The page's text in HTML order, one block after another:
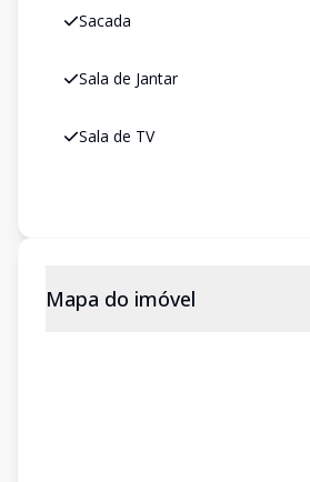
Sacada
Sala de Jantar
Sala de TV
Mapa do imóvel